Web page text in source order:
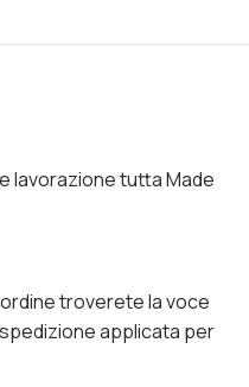
lavorazione tutta Made
troverete la voce
applicata per